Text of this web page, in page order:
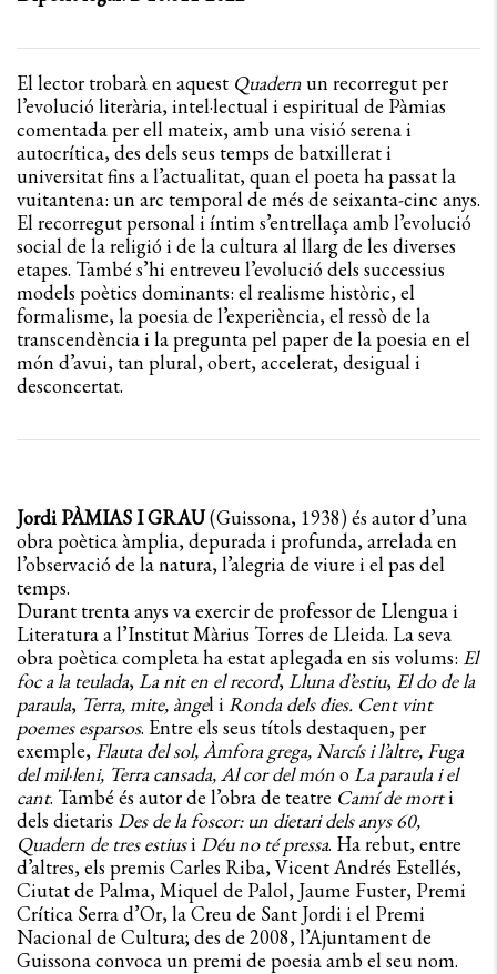
El lector trobarà en aquest Quadernun recorregut per
l’evolució literària, intel·lectual i espiritual de Pàmias
comentada per ell mateix, amb una visió serena i
autocrítica, des dels seus temps de batxillerat i
universitat fins a l’actualitat, quan el poeta ha passat la
vuitantena: un arc temporal de més de seixanta-cinc anys.
El recorregut personal i íntim s’entrellaça amb l’evolució
social de la religió i de la cultura al llarg de les diverses
etapes. També s’hi entreveu l’evolució dels successius
models poètics dominants: el realisme històric, el
formalisme, la poesia de l’experiència, el ressò de la
transcendència i la pregunta pel paper de la poesia en el
món d’avui, tan plural, obert, accelerat, desigual i
desconcertat.
Jordi PÀMIAS I GRAU(Guissona, 1938) és autor d’una
obra poètica àmplia, depurada i profunda, arrelada en
l’observació de la natura, l’alegria de viure i el pas del
temps.
Durant trenta anys va exercir de professor de Llengua i
Literatura a l’Institut Màrius Torres de Lleida. La seva
obra poètica completa ha estat aplegada en sis volums: El
foc a la teulada,La nit en el record,Lluna d’estiu, El do de la
paraula, Terra, mite, àngel iRonda dels dies. Cent vint
poemes esparsos. Entre els seus títols destaquen, per
exemple,Flauta del sol, Àmfora grega, Narcís i l’altre, Fuga
del mil·leni, Terra cansada, Al cor del mónoLa paraula i el
cant. També és autor de l’obra de teatre Camí de morti
dels dietaris Des de lafoscor: un dietari dels anys 60,
Quadern de tres estiusiDéu no té pressa. Ha rebut, entre
d’altres, els premis Carles Riba, Vicent Andrés Estellés,
Ciutat de Palma, Miquel de Palol, Jaume Fuster, Premi
Crítica Serra d’Or, la Creu de Sant Jordi i el Premi
Nacional de Cultura; des de 2008, l’Ajuntament de
Guissona convoca un premi de poesia amb el seu nom.